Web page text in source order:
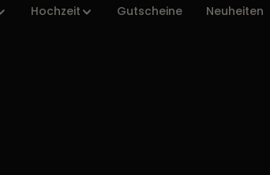
Hochzeit Gutscheine Neuheiten